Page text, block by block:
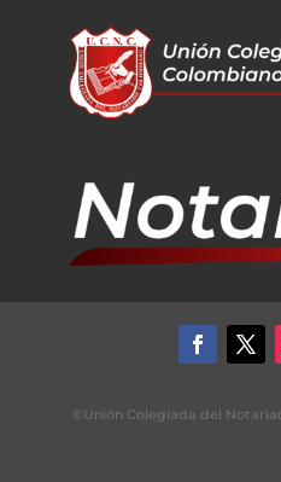
©Unión Colegiada del